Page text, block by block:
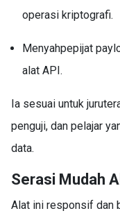
operasi kriptografi.
Menyahpepijat
alat API.
Ia sesuai untuk
penguji, dan pelajar
data.
Serasi Mudah
Alat ini responsif dan